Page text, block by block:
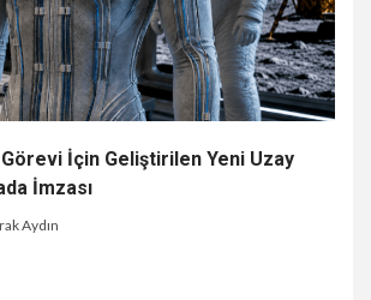
Görevi İçin Geliştirilen Yeni Uzay
İmzası
Aydın